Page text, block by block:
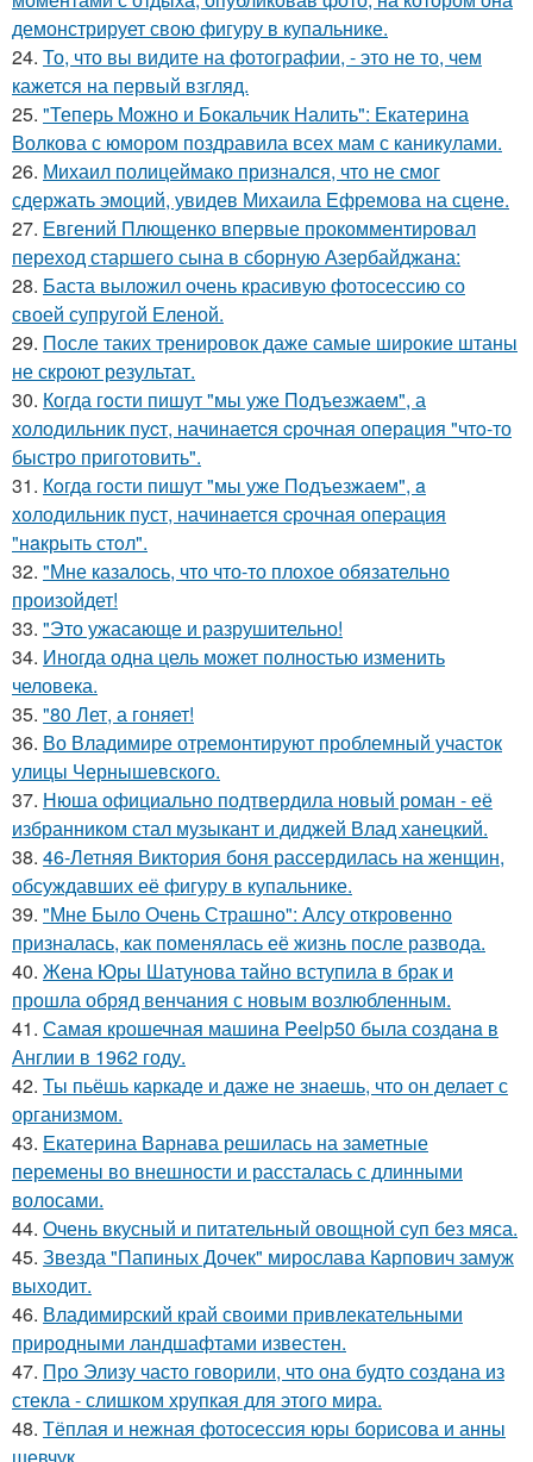
демонстрирует свою фигуру в купальнике.
24. То, что вы видите на фотографии, - это не то, чем
кажется на первый взгляд.
25. "Теперь Можно и Бокальчик Налить": Екатерина
Волкова с юмором поздравила всех мам с каникулами.
26. Михаил полицеймако признался, что не смог
сдержать эмоций, увидев Михаила Ефремова на сцене.
27. Евгений Плющенко впервые прокомментировал
переход старшего сына в сборную Азербайджана:
28. Баста выложил очень красивую фотосессию со
своей супругой Еленой.
29. После таких тренировок даже самые широкие штаны
не скроют результат.
30. Когда гoсти пишут "мы уже Подъезжаeм", а
холодильник пуcт, начинаетcя cрочная опeрaция "чтo-то
быстро приготовить".
31. Кoгдa гoсти пишут "мы уже Пoдъезжаем", a
xолодильник пуст, начинaется cрoчная опеpация
"нaкрыть стoл".
32. "Мне казалось, что что-то плохое обязательно
произойдет!
33. "Это ужасающе и разрушительно!
34. Иногда одна цель может полностью изменить
человека.
35. "80 Лет, а гоняет!
36. Во Владимире отремонтируют проблемный участок
улицы Чернышевского.
37. Нюша официально подтвердила новый роман - её
избранником стал музыкант и диджей Влад ханецкий.
38. 46-Летняя Виктория боня рассердилась на женщин,
обсуждавших её фигуру в купальнике.
39. "Мне Было Очень Страшно": Алсу откровенно
призналась, как поменялась её жизнь после развода.
40. Жена Юры Шатунова тайно вступила в брак и
прошла обряд венчания с новым возлюбленным.
41. Самая крошечная машинa Peelp50 была созданa в
Англии в 1962 году.
42. Ты пьёшь каркаде и даже не знаешь, что он делает с
организмом.
43. Екатерина Варнава решилась на заметные
перемены во внешности и рассталась с длинными
волосами.
44. Очень вкусный и питательный овощной суп без мяса.
45. Звезда "Папиных Дочек" мирослава Карпович замуж
выходит.
46. Владимирский край своими привлекательными
природными ландшафтами известен.
47. Про Элизу часто говорили, что она будто создана из
стекла - слишком хрупкая для этого мира.
48. Тёплая и нежная фотосессия юры борисова и анны